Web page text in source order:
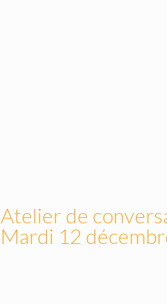
Atelier de
Mardi 12